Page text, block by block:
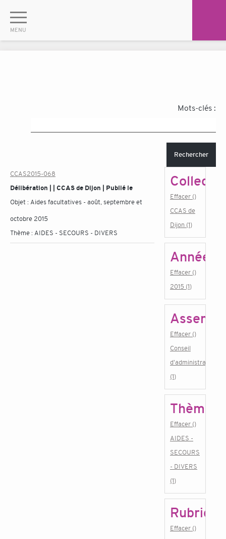
Mots-clés :
Rechercher
CCAS2015-068
Délibération | | CCAS de Dijon | Publié le
Objet : Aides facultatives - août, septembre et
octobre 2015
Thème : AIDES - SECOURS - DIVERS
Effacer ()
CCAS de
Dijon (1)
Année
Effacer ()
2015 (1)
Effacer ()
Conseil
d'administration
(1)
Thème
Effacer ()
AIDES -
SECOURS
- DIVERS
(1)
Rubrique
Effacer ()